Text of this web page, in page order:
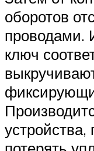
оборотов
проводами.
ключ
устройства,